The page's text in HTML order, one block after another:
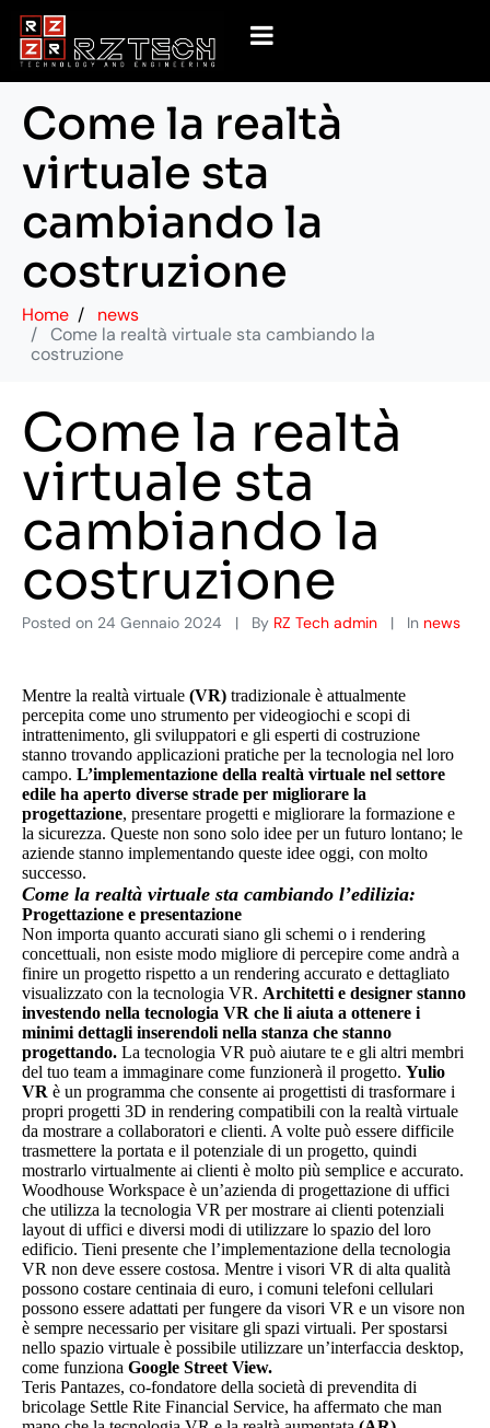
Come la realtà
virtuale sta
cambiando la
costruzione
Home
news
Come la realtà virtuale sta cambiando la
costruzione
Come la realtà
virtuale sta
cambiando la
costruzione
Posted on 24 Gennaio 2024 By RZ Tech admin In news
Mentre la realtà virtuale (VR) tradizionale è attualmente
percepita come uno strumento per videogiochi e scopi di
intrattenimento, gli sviluppatori e gli esperti di costruzione
stanno trovando applicazioni pratiche per la tecnologia nel loro
campo. L’implementazione della realtà virtuale nel settore
edile ha aperto diverse strade per migliorare la
progettazione, presentare progetti e migliorare la formazione e
la sicurezza. Queste non sono solo idee per un futuro lontano; le
aziende stanno implementando queste idee oggi, con molto
successo.
Come la realtà virtuale sta cambiando l’edilizia:
Progettazione e presentazione
Non importa quanto accurati siano gli schemi o i rendering
concettuali, non esiste modo migliore di percepire come andrà a
finire un progetto rispetto a un rendering accurato e dettagliato
visualizzato con la tecnologia VR. Architetti e designer stanno
investendo nella tecnologia VR che li aiuta a ottenere i
minimi dettagli inserendoli nella stanza che stanno
progettando. La tecnologia VR può aiutare te e gli altri membri
del tuo team a immaginare come funzionerà il progetto. Yulio
VR è un programma che consente ai progettisti di trasformare i
propri progetti 3D in rendering compatibili con la realtà virtuale
da mostrare a collaboratori e clienti. A volte può essere difficile
trasmettere la portata e il potenziale di un progetto, quindi
mostrarlo virtualmente ai clienti è molto più semplice e accurato.
Woodhouse Workspace è un’azienda di progettazione di uffici
che utilizza la tecnologia VR per mostrare ai clienti potenziali
layout di uffici e diversi modi di utilizzare lo spazio del loro
edificio. Tieni presente che l’implementazione della tecnologia
VR non deve essere costosa. Mentre i visori VR di alta qualità
possono costare centinaia di euro, i comuni telefoni cellulari
possono essere adattati per fungere da visori VR e un visore non
è sempre necessario per visitare gli spazi virtuali. Per spostarsi
nello spazio virtuale è possibile utilizzare un’interfaccia desktop,
come funziona Google Street View.
Teris Pantazes, co-fondatore della società di prevendita di
bricolage Settle Rite Financial Service, ha affermato che man